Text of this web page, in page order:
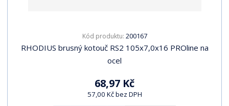
Kód produktu: 200167
RHODIUS brusný kotouč RS2 105x7,0x16 PROline na
ocel
68,97 Kč
57,00 Kč bez DPH